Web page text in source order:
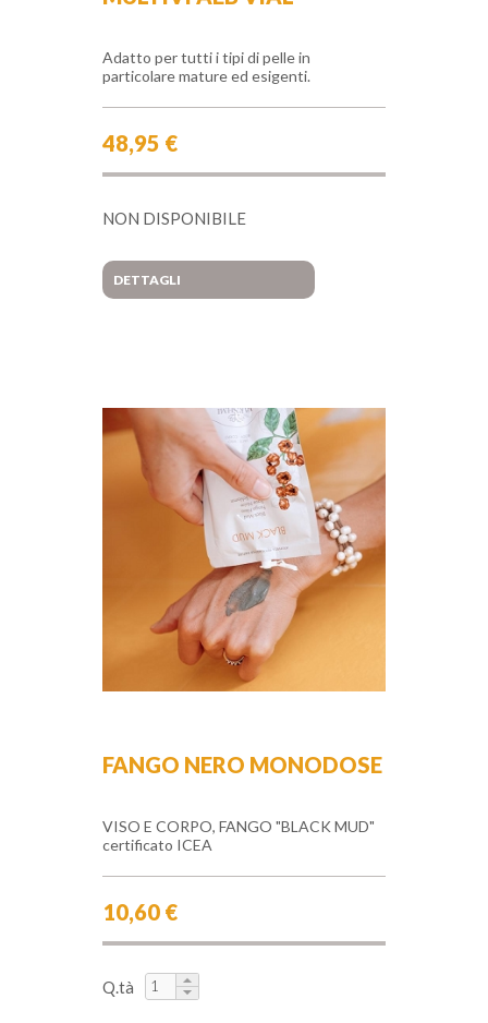
Adatto per tutti i tipi di pelle in
particolare mature ed esigenti.
48,95 €
NON DISPONIBILE
DETTAGLI
FANGO NERO MONODOSE
VISO E CORPO, FANGO "BLACK MUD"
certificato ICEA
10,60 €
Q.tà